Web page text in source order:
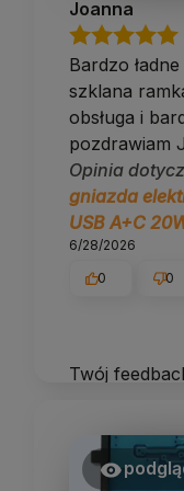
Twój
Joanna
Bardzo
szklana
obsługa i
pozdrawiam
Opinia
gniazda
USB A+C
6/28/2026
0 0